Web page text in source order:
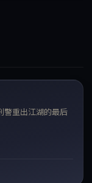
警重出江湖的最后